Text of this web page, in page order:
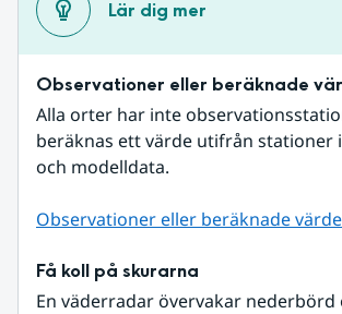
Lär dig mer
Observationer eller beräknade
Alla orter har inte
beräknas ett värde utifrån stationer
och modelldata.
Observationer eller beräknade
Få koll på skurarna
En väderradar övervakar